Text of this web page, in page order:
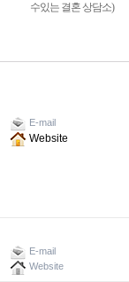
수있는 결혼 상담소)
E-mail
Website
E-mail
Website